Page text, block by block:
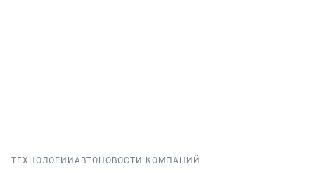
ТЕХНОЛОГИИ АВТО НОВОСТИ КОМПАНИЙ